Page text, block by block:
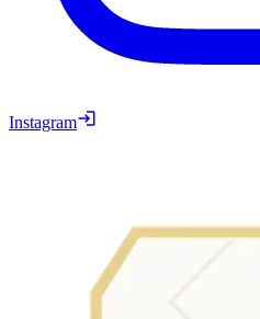
Instagram